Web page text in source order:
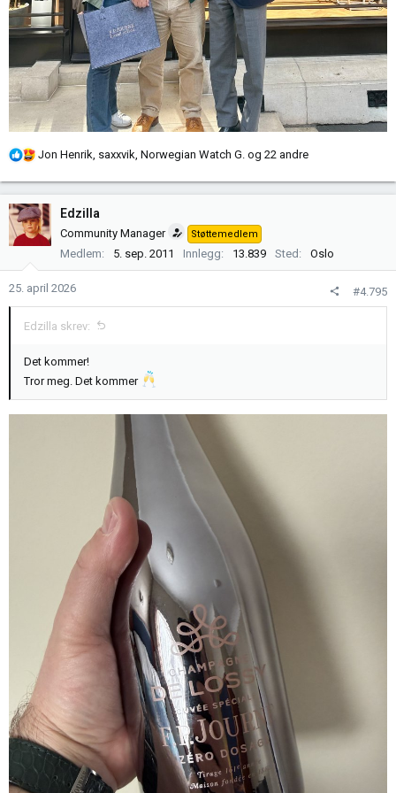
R
k
s
e
:
Jon Henrik, saxxvik, Norwegian Watch G. og 22 andre
Edzilla
Community Manager Støttemedlem
Medlem 5. sep. 2011 Innlegg 13.839 Sted Oslo
25. april 2026 #4.795
Edzilla skrev:
Det kommer!
Tror meg. Det kommer